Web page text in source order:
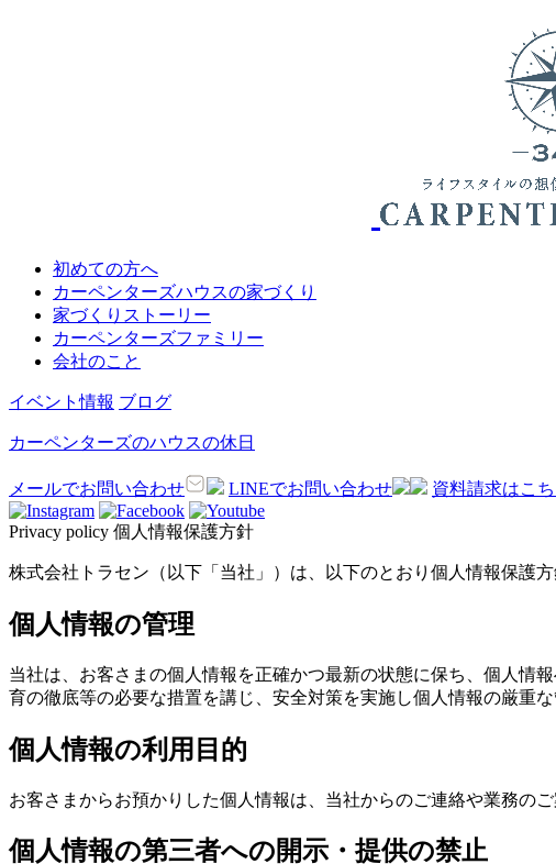
初めての方へ
カーペンターズハウスの家づくり
家づくりストーリー
カーペンターズファミリー
会社のこと
イベント情報 ブログ
カーペンターズのハウスの休日
メールでお問い合わせ LINEでお問い合わせ 資料請求はこ
Privacy policy 個人情報保護方針
株式会社トラセン（以下「当社」）は、以下のとおり個人情報保護
個人情報の管理
当社は、お客さまの個人情報を正確かつ最新の状態に保ち、個人情
育の徹底等の必要な措置を講じ、安全対策を実施し個人情報の厳重な
個人情報の利用目的
お客さまからお預かりした個人情報は、当社からのご連絡や業務の
個人情報の第三者への開示・提供の禁止